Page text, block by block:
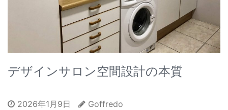
デザインサロン空間設計の本質
2026年1月9日
Goffredo